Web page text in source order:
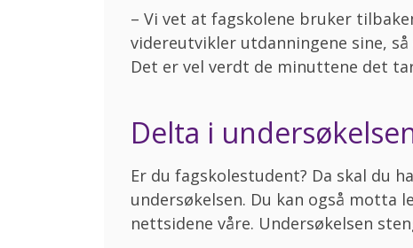
– Vi vet at fagskolene bruker
videreutvikler utdanningene sine,
Det er vel verdt de minuttene det
Delta i
Er du fagskolestudent? Da skal du
undersøkelsen. Du kan også motta
nettsidene våre. Undersøkelsen